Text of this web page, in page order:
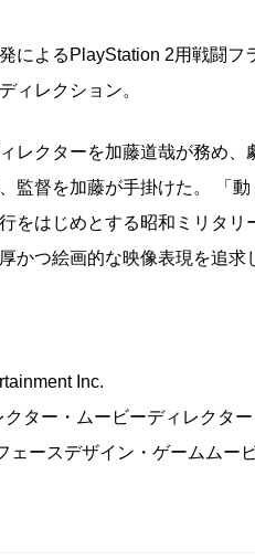
によるPlayStation 2用戦闘フ
ィレクション。
レクターを加藤道哉が務め、
監督を加藤が手掛けた。 「
をはじめとする昭和ミリタリ
かつ絵画的な映像表現を追求
Inc.
ター・ムービーディレクタ
ェースデザイン・ゲームムー